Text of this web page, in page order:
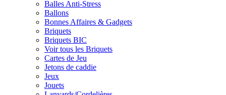
Balles Anti-Stress
Ballons
Bonnes Affaires & Gadgets
Briquets
Briquets BIC
Voir tous les Briquets
Cartes de Jeu
Jetons de caddie
Jeux
Jouets